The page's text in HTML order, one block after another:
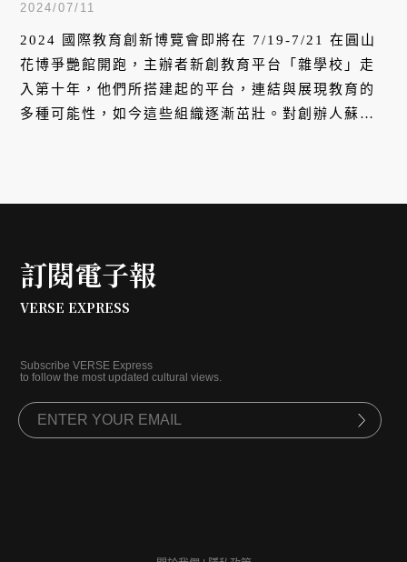
2024/07/11
2024 國際教育創新博覽會即將在 7/19-7/21 在圓山
花博爭艷館開跑，主辦者新創教育平台「雜學校」走
入第十年，他們所搭建起的平台，連結與展現教育的
多種可能性，如今這些組織逐漸茁壯。對創辦人蘇仰
訂閱電子報
VERSE EXPRESS
Subscribe VERSE Express
to follow the most updated cultural views.